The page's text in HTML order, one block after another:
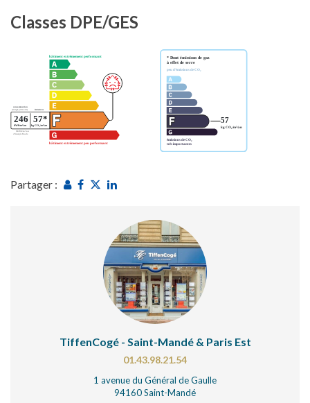
Classes DPE/GES
Partager :
TiffenCogé - Saint-Mandé & Paris Est
01.43.98.21.54
1 avenue du Général de Gaulle
94160 Saint-Mandé